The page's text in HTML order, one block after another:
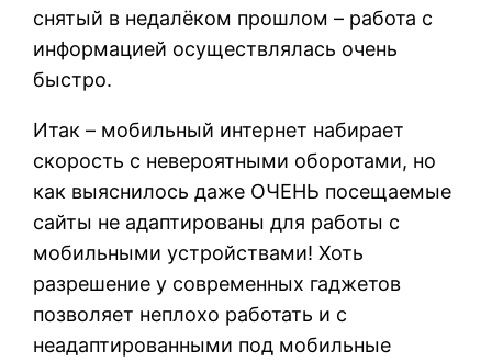
снятый в недалёком прошлом – работа с
информацией осуществлялась очень
быстро.
Итак – мобильный интернет набирает
скорость с невероятными оборотами, но
как выяснилось даже ОЧЕНЬ посещаемые
сайты не адаптированы для работы с
мобильными устройствами! Хоть
разрешение у современных гаджетов
позволяет неплохо работать и с
неадаптированными под мобильные